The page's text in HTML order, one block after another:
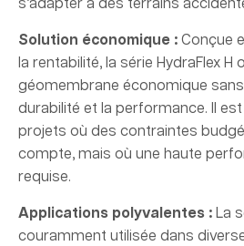
s’adapter à des terrains
Solution économique : Conçue
la rentabilité, la série HydraFlex
géomembrane économique
durabilité et la performance. Il
projets où des contraintes
compte, mais où une haute
requise.
Applications polyvalentes : La
couramment utilisée dans